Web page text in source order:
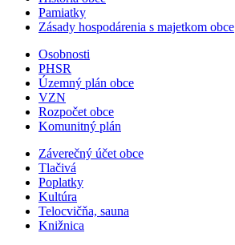
Pamiatky
Zásady hospodárenia s majetkom obce
Osobnosti
PHSR
Územný plán obce
VZN
Rozpočet obce
Komunitný plán
Záverečný účet obce
Tlačivá
Poplatky
Kultúra
Telocvičňa, sauna
Knižnica